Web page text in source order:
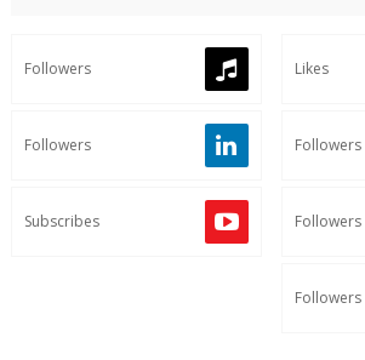
Likes
Followers
Followers
Followers
Followers
Subscribes
Followers